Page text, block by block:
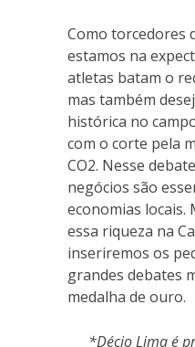
Como torcedores
estamos na
atletas batam o
mas também
histórica no
com o corte pela
CO2. Nesse
negócios são
economias
essa riqueza na
inseriremos os
grandes debates
medalha de ouro.
*Décio Lima é